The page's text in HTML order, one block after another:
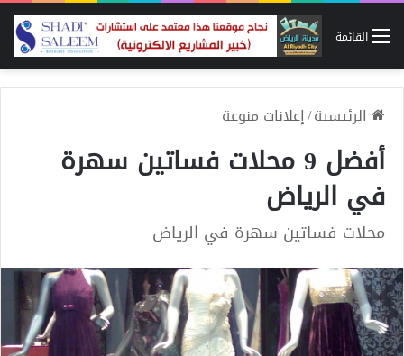
القائمة
الرئيسية/إعلانات منوعة
أفضل 9 محلات فساتين سهرة
في الرياض
محلات فساتين سهرة في الرياض